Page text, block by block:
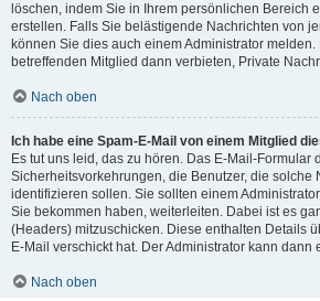
löschen, indem Sie in Ihrem persönlichen Bereich
erstellen. Falls Sie belästigende Nachrichten von
können Sie dies auch einem Administrator
betreffenden Mitglied dann verbieten, Private
Nach oben
Ich habe eine Spam-E-Mail von einem Mitglied
Es tut uns leid, das zu hören. Das E-Mail-Formular
Sicherheitsvorkehrungen, die Benutzer, die solche
identifizieren sollen. Sie sollten einem
Sie bekommen haben, weiterleiten. Dabei ist es
(Headers) mitzuschicken. Diese enthalten Details
E-Mail verschickt hat. Der Administrator kann
Nach oben